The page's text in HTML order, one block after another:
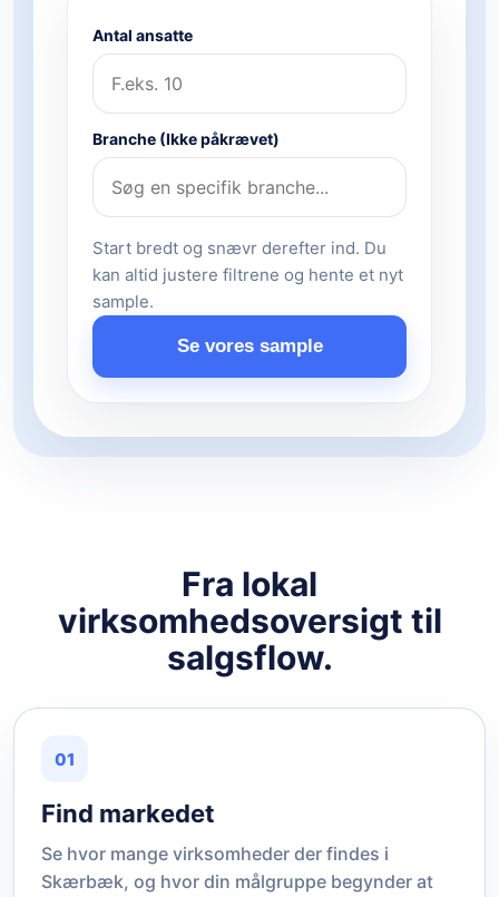
Antal ansatte
Branche (Ikke påkrævet)
Start bredt og snævr derefter ind. Du
kan altid justere filtrene og hente et nyt
sample.
Se vores sample
Fra lokal
virksomhedsoversigt til
salgsflow.
01
Find markedet
Se hvor mange virksomheder der findes i
Skærbæk, og hvor din målgruppe begynder at